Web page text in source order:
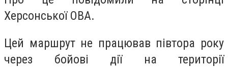
Херсонської ОВА.
Цей маршрут не працював півтора року
через бойові дії на території